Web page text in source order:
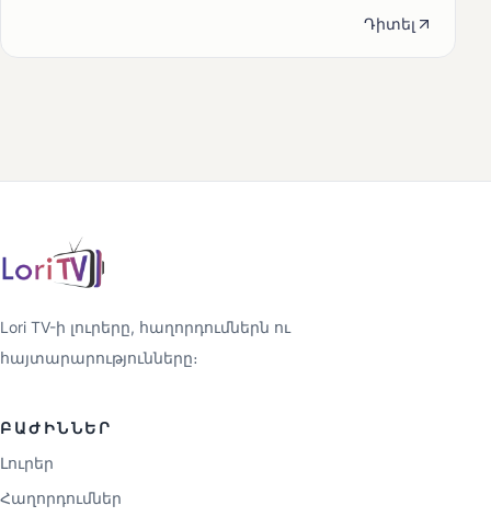
Դիտել
Lori TV-ի լուրերը, հաղորդումներն ու
հայտարարությունները։
ԲԱԺԻՆՆԵՐ
Լուրեր
Հաղորդումներ